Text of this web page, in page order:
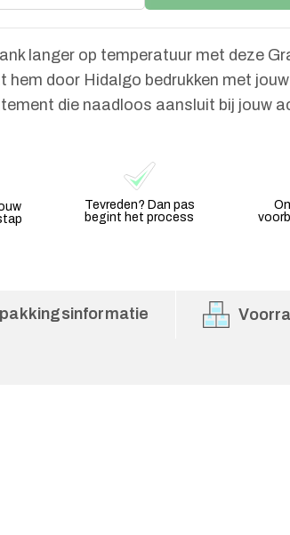
langer op temperatuur met deze
hem door Hidalgo bedrukken met
die naadloos aansluit bij jouw
Tevreden? Dan pas
begint het process